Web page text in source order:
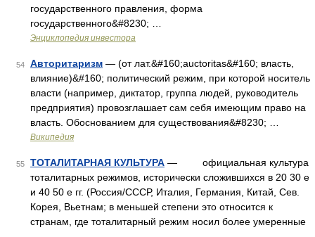
государственного правления, форма
государственного&#8230; …
Энциклопедия инвестора
54 Авторитаризм — (от лат.&#160;auctoritas&#160; власть,
влияние)&#160; политический режим, при которой носитель
власти (например, диктатор, группа людей, руководитель
предприятия) провозглашает сам себя имеющим право на
власть. Обоснованием для существования&#8230; …
Википедия
55 ТОТАЛИТАРНАЯ КУЛЬТУРА — официальная культура
тоталитарных режимов, исторически сложившихся в 20 30 е
и 40 50 е гг. (Россия/СССР, Италия, Германия, Китай, Сев.
Корея, Вьетнам; в меньшей степени это относится к
странам, где тоталитарный режим носил более умеренные